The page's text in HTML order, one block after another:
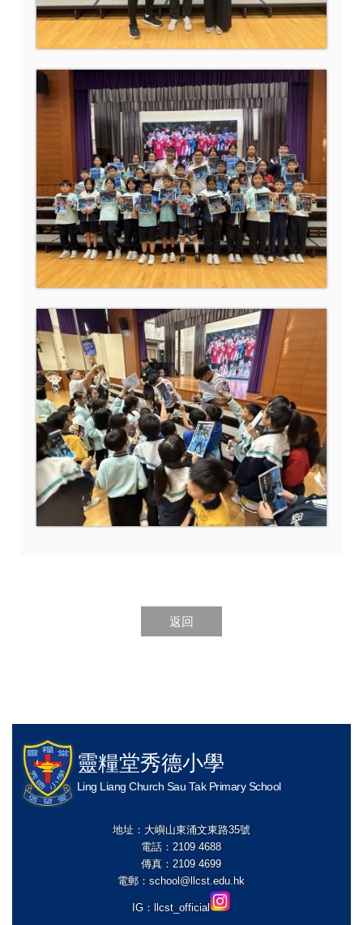
返回
靈糧堂秀德小學
Ling Liang Church Sau Tak Primary School
地址：大嶼山東涌文東路35號
電話：2109 4688
傳真：2109 4699
電郵：school@llcst.edu.hk
IG： llcst_official